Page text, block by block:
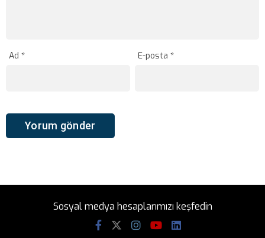
Ad * E-posta*
Sosyal medya hesaplarımızı keşfedin